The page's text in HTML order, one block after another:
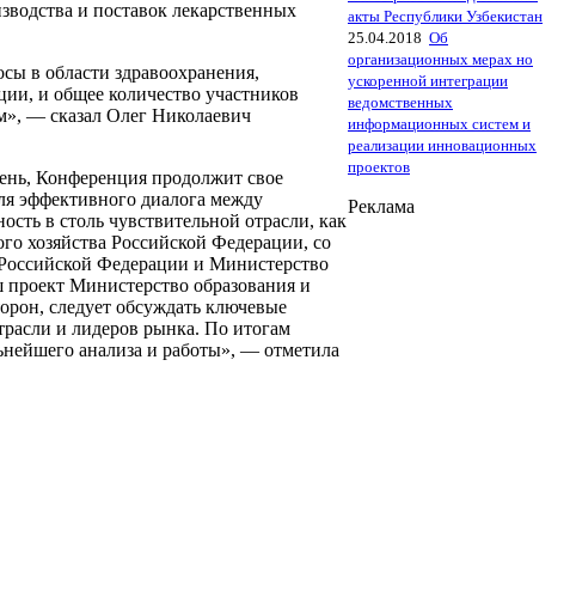
и поставок лекарственных
в области здравоохранения,
и общее количество участников
— сказал Олег Николаевич
Конференция продолжит свое
эффективного диалога между
в столь чувствительной отрасли, как
хозяйства Российской Федерации, со
Федерации и Министерство
Министерство образования и
следует обсуждать ключевые
и лидеров рынка. По итогам
анализа и работы», — отметила
акты Республики Узбекистан
25.04.2018 Об
организационных мерах но
ускоренной интеграции
ведомственных
информационных систем и
реализации инновационных
проектов
Реклама